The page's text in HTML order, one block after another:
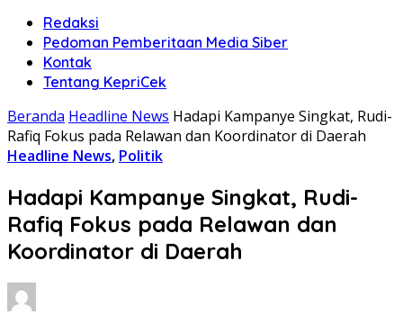
Redaksi
Pedoman Pemberitaan Media Siber
Kontak
Tentang KepriCek
Beranda Headline News Hadapi Kampanye Singkat, Rudi-
Rafiq Fokus pada Relawan dan Koordinator di Daerah
Headline News, Politik
Hadapi Kampanye Singkat, Rudi-
Rafiq Fokus pada Relawan dan
Koordinator di Daerah